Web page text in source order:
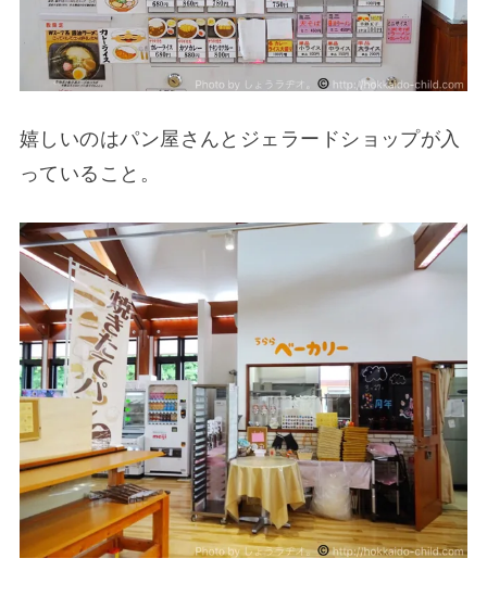
嬉しいのはパン屋さんとジェラードショップが入
っていること。